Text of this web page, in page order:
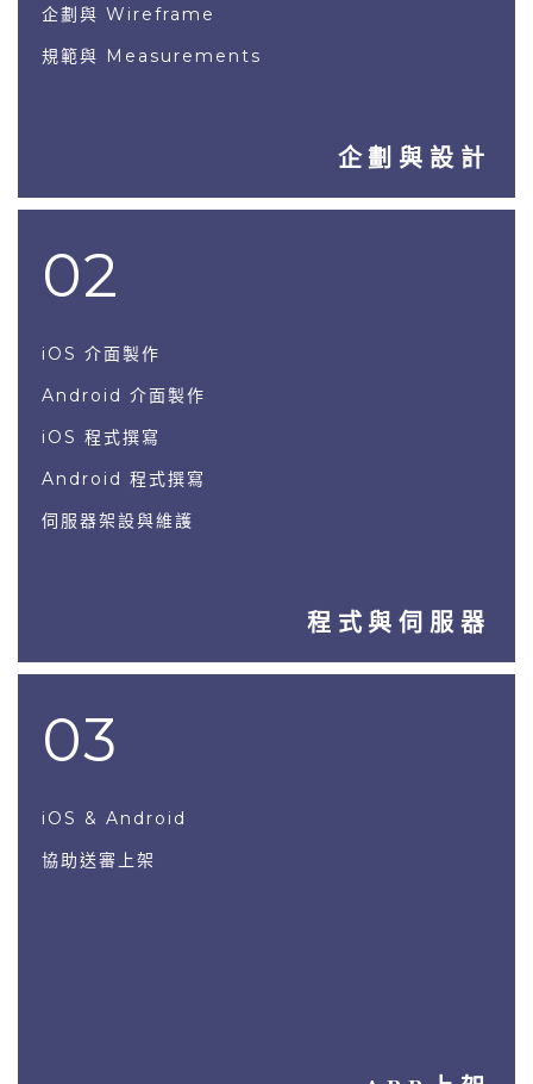
企劃與 Wireframe
規範與 Measurements
企劃與設計
02
iOS 介面製作
Android 介面製作
iOS 程式撰寫
Android 程式撰寫
伺服器架設與維護
程式與伺服器
03
iOS & Android
協助送審上架